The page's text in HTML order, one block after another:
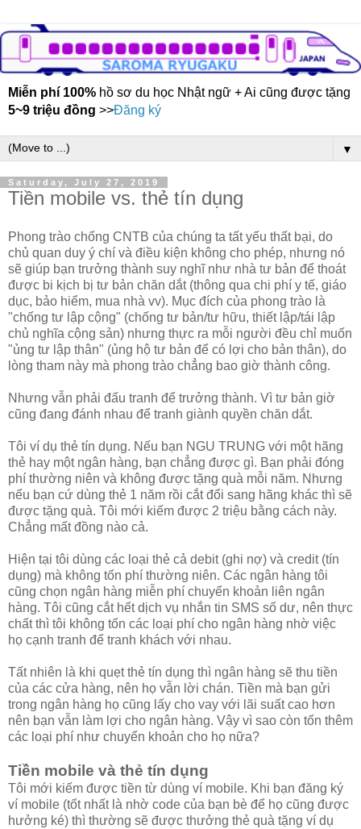
Miễn phí 100% hồ sơ du học Nhật ngữ + Ai cũng được tặng
5~9 triệu đồng >>Đăng ký
▼
Saturday, July 27, 2019
Tiền mobile vs. thẻ tín dụng
Phong trào chống CNTB của chúng ta tất yếu thất bại, do
chủ quan duy ý chí và điều kiện không cho phép, nhưng nó
sẽ giúp bạn trưởng thành suy nghĩ như nhà tư bản để thoát
được bi kịch bị tư bản chăn dắt (thông qua chi phí y tế, giáo
dục, bảo hiểm, mua nhà vv). Mục đích của phong trào là
"chống tư lập cộng" (chống tư bản/tư hữu, thiết lập/tái lập
chủ nghĩa cộng sản) nhưng thực ra mỗi người đều chỉ muốn
"ủng tư lập thân" (ủng hộ tư bản để có lợi cho bản thân), do
lòng tham này mà phong trào chẳng bao giờ thành công.
Nhưng vẫn phải đấu tranh để trưởng thành. Vì tư bản giờ
cũng đang đánh nhau để tranh giành quyền chăn dắt.
Tôi ví dụ thẻ tín dụng. Nếu bạn NGU TRUNG với một hãng
thẻ hay một ngân hàng, bạn chẳng được gì. Bạn phải đóng
phí thường niên và không được tặng quà mỗi năm. Nhưng
nếu bạn cứ dùng thẻ 1 năm rồi cắt đổi sang hãng khác thì sẽ
được tặng quà. Tôi mới kiếm được 2 triệu bằng cách này.
Chẳng mất đồng nào cả.
Hiện tại tôi dùng các loại thẻ cả debit (ghi nợ) và credit (tín
dụng) mà không tốn phí thường niên. Các ngân hàng tôi
cũng chọn ngân hàng miễn phí chuyển khoản liên ngân
hàng. Tôi cũng cắt hết dịch vụ nhắn tin SMS số dư, nên thực
chất thì tôi không tốn các loại phí cho ngân hàng nhờ việc
họ cạnh tranh để tranh khách với nhau.
Tất nhiên là khi quẹt thẻ tín dụng thì ngân hàng sẽ thu tiền
của các cửa hàng, nên họ vẫn lời chán. Tiền mà bạn gửi
trong ngân hàng họ cũng lấy cho vay với lãi suất cao hơn
nên bạn vẫn làm lợi cho ngân hàng. Vậy vì sao còn tốn thêm
các loại phí như chuyển khoản cho họ nữa?
Tiền mobile và thẻ tín dụng
Tôi mới kiếm được tiền từ dùng ví mobile. Khi bạn đăng ký
ví mobile (tốt nhất là nhờ code của bạn bè để họ cũng được
hưởng ké) thì thường sẽ được thưởng thẻ quà tặng ví dụ